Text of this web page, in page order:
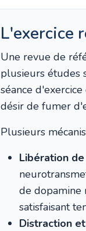
L'exercice
Une revue de
plusieurs études
séance
désir de fumer
Plusieurs
Libération
de dopamine
satisfaisant
Distraction